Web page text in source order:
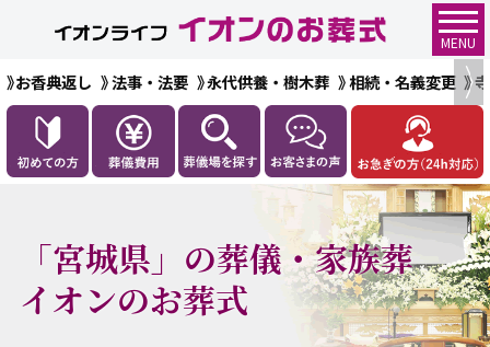
MENU
お香典返し 法事・法要 永代供養・樹木葬 相続・名義変更
「宮城県」の葬儀・家族葬
イオンのお葬式